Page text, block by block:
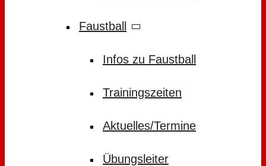
Faustball
Infos zu Faustball
Trainingszeiten
Aktuelles/Termine
Übungsleiter